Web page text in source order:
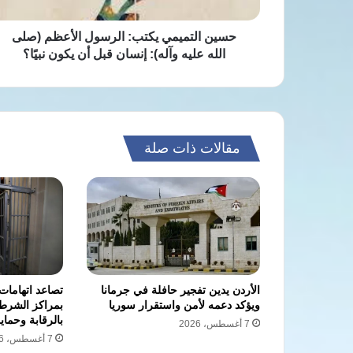
وآله):
إنسان
يكون
حسين التميمي يكتب: الرسول الأعظم (صلى
الله عليه وآله): إنسان قبل أن يكون نبيًا؟
مقالات ذات صلة
الأردن يدين تفجير حافلة في جرمانا
ويؤكد دعمه لأمن واستقرار سوريا
7 أغسطس، 2026
تصاعد
بمراكز
بالرقابة
7 أغسطس، 2026